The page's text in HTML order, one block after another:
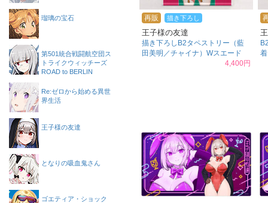
再販 描き下ろし
王子様の友達
描き下ろしB2タペストリー（藍
田美明／チャイナ）Wスエード
4,400円
瑠璃の宝石
第501統合戦闘航空団ス
トライクウィッチーズ
ROAD to BERLIN
Re:ゼロから始める異世
界生活
王子様の友達
となりの吸血鬼さん
ゴエティア・ショック